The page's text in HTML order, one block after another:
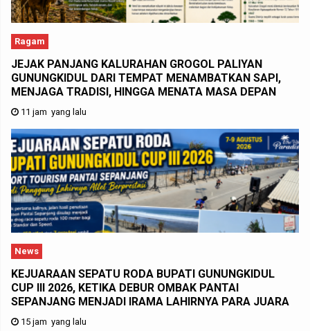
Ragam
JEJAK PANJANG KALURAHAN GROGOL PALIYAN
GUNUNGKIDUL DARI TEMPAT MENAMBATKAN SAPI,
MENJAGA TRADISI, HINGGA MENATA MASA DEPAN
11 jam yang lalu
News
KEJUARAAN SEPATU RODA BUPATI GUNUNGKIDUL
CUP III 2026, KETIKA DEBUR OMBAK PANTAI
SEPANJANG MENJADI IRAMA LAHIRNYA PARA JUARA
15 jam yang lalu